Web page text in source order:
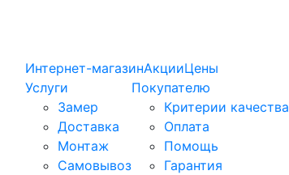
Интернет-магазинАкцииЦены
Услуги
Замер
Доставка
Монтаж
Самовывоз
Покупателю
Критерии качества
Оплата
Помощь
Гарантия